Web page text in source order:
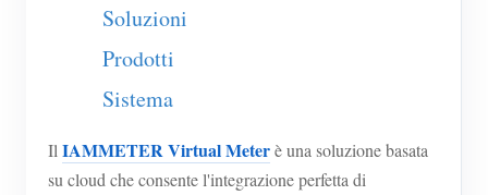
Notizie
Programma contributori
Centro contributori
Forum
Soluzioni
Contatto
Chi siamo
Soluzioni
Prodotti
Sistema
IlIAMMETER Virtual Meterè una soluzione basata
su cloud che consente l'integrazione perfetta di